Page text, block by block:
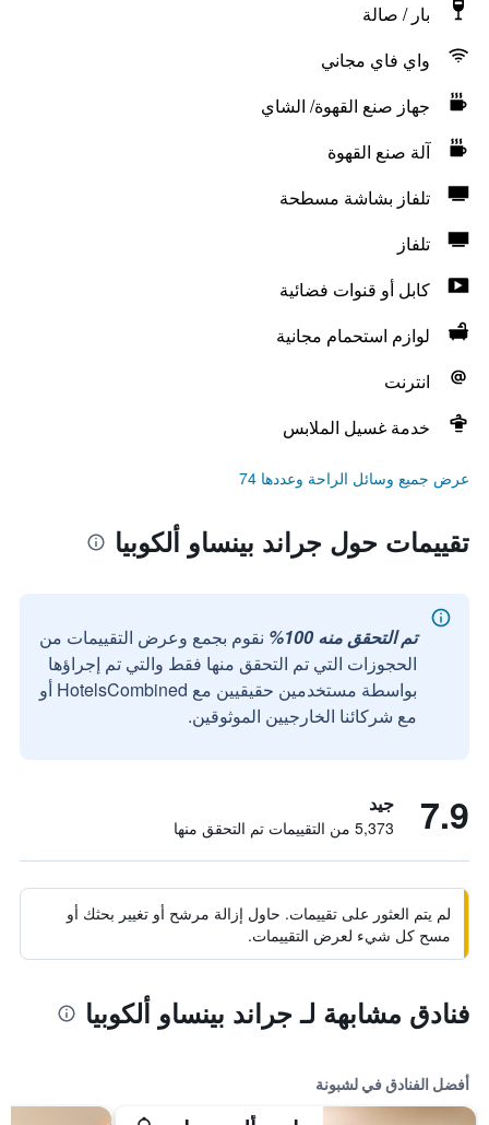
بار / صالة
واي فاي مجاني
جهاز صنع القهوة/ الشاي
آلة صنع القهوة
تلفاز بشاشة مسطحة
تلفاز
كابل أو قنوات فضائية
لوازم استحمام مجانية
انترنت
خدمة غسيل الملابس
عرض جميع وسائل الراحة وعددها 74
تقييمات حول جراند بينساو ألكوبيا
تم التحقق منه 100%
نقوم بجمع وعرض التقييمات من
الحجوزات التي تم التحقق منها فقط والتي تم إجراؤها
بواسطة مستخدمين حقيقيين مع HotelsCombined أو
مع شركائنا الخارجيين الموثوقين.
7.9 جيد
5,373 من التقييمات تم التحقق منها
لم يتم العثور على تقييمات. حاول إزالة مرشح أو تغيير بحثك أو
مسح كل شيء لعرض التقييمات.
فنادق مشابهة لـ جراند بينساو ألكوبيا
أفضل الفنادق في لشبونة